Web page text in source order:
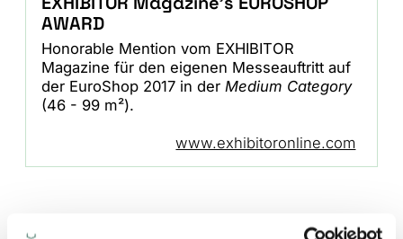
AWARD
Honorable Mention vom EXHIBITOR
Magazine für den eigenen Messeauftritt auf
der EuroShop 2017 in der Medium Category
(46 - 99 m²).
www.exhibitoronline.com